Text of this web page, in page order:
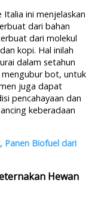
Italia ini menjelaskan
dari bahan
dari molekul
kopi. Hal inilah
dalam setahun
mengubur bot, untuk
juga dapat
pencahayaan dan
keberadaan
Panen Biofuel dari
Hewan